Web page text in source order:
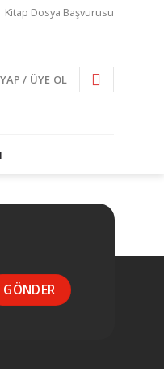
Kitap Dosya Başvurusu
/ ÜYE OL